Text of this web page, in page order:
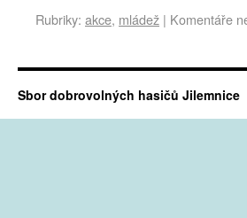
Rubriky: akce, mládež | Komentáře
Sbor dobrovolných hasičů Jilemnice